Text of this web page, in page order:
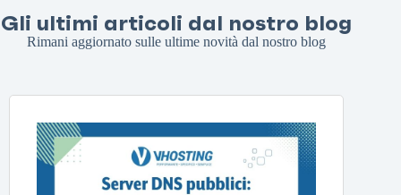
Gli ultimi articoli dal nostro blog
Rimani aggiornato sulle ultime novità dal nostro blog